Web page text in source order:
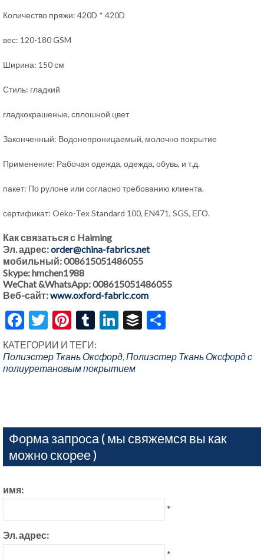
Количество пряжи: 420D * 420D
вес: 120-180 GSM
Ширина: 150 см
Стиль: гладкий
гладкокрашеные, сплошной цвет
Законченный: Водонепроницаемый, молочно покрытие
Применение: Рабочая одежда, одежда, обувь, и т.д.
пакет: По рулоне или согласно требованию клиента.
сертификат: Oeko-Tex Standard 100, EN471, SGS, ЕГО.
Как связаться с Haiming
Эл. адрес:order@china-fabrics.net
мобильный: 008615051486055
Skype: hmchen1988
WeChat &WhatsApp: 008615051486055
Веб-сайт:www.oxford-fabric.com
Facebook
Twitter
Pinterest
Tumblr
LinkedIn
Buffer
КАТЕГОРИИ И ТЕГИ:
Полиэстер Ткань Оксфорд,Полиэстер Ткань Оксфорд с
полиуретановым покрытием
Форма запроса ( мы свяжемся вы как
можно скорее )
имя:
*
Эл. адрес:
*